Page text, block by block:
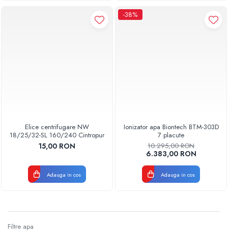
Elice centrifugare NW
18/25/32-SL 160/240 Cintropur
15,00 RON
Adauga in cos
-38%
Ionizator apa Biontech BTM-303D
7 placute
10.295,00 RON
6.383,00 RON
Adauga in cos
Filtre apa